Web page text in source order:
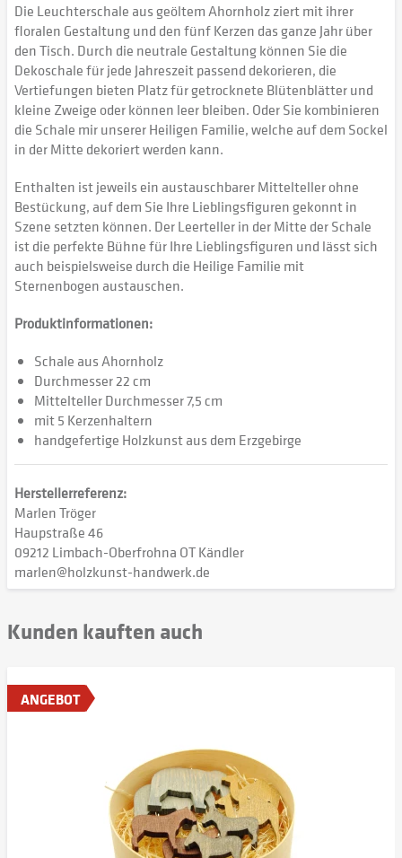
Die Leuchterschale aus geöltem Ahornholz ziert mit ihrer
floralen Gestaltung und den fünf Kerzen das ganze Jahr über
den Tisch. Durch die neutrale Gestaltung können Sie die
Dekoschale für jede Jahreszeit passend dekorieren, die
Vertiefungen bieten Platz für getrocknete Blütenblätter und
kleine Zweige oder können leer bleiben. Oder Sie kombinieren
die Schale mir unserer Heiligen Familie, welche auf dem Sockel
in der Mitte dekoriert werden kann.
Enthalten ist jeweils ein austauschbarer Mittelteller ohne
Bestückung, auf dem Sie Ihre Lieblingsfiguren gekonnt in
Szene setzten können. Der Leerteller in der Mitte der Schale
ist die perfekte Bühne für Ihre Lieblingsfiguren und lässt sich
auch beispielsweise durch die Heilige Familie mit
Sternenbogen austauschen.
Produktinformationen:
Schale aus Ahornholz
Durchmesser 22 cm
Mittelteller Durchmesser 7,5 cm
mit 5 Kerzenhaltern
handgefertige Holzkunst aus dem Erzgebirge
Herstellerreferenz:
Marlen Tröger
Haupstraße 46
09212 Limbach-Oberfrohna OT Kändler
marlen@holzkunst-handwerk.de
Kunden kauften auch
ANGEBOT